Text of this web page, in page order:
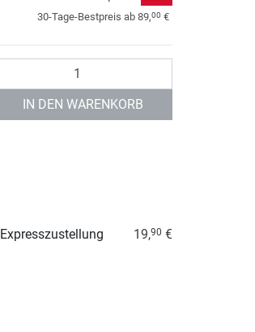
30-Tage-Bestpreis ab 89,00 €
IN DEN WARENKORB
Expresszustellung 19,90 €